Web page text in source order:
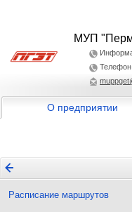
МУП
О предприятии
Расписание маршрутов